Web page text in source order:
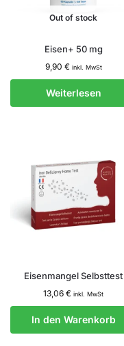
Out of stock
Eisen+ 50 mg
9,90 € inkl. MwSt
Weiterlesen
Eisenmangel Selbsttest
13,06 € inkl. MwSt
In den Warenkorb